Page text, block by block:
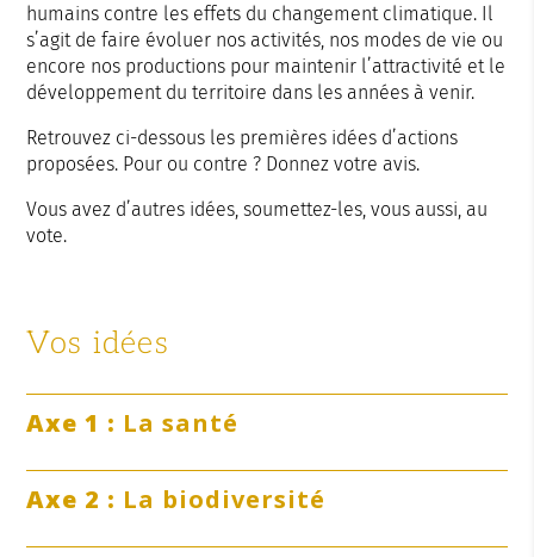
humains contre les effets du changement climatique. Il
s’agit de faire évoluer nos activités, nos modes de vie ou
encore nos productions pour maintenir l’attractivité et le
développement du territoire dans les années à venir.
Retrouvez ci-dessous les premières idées d’actions
proposées. Pour ou contre ? Donnez votre avis.
Vous avez d’autres idées, soumettez-les, vous aussi, au
vote.
Vos idées
Axe 1 : La santé
Axe 2 : La biodiversité